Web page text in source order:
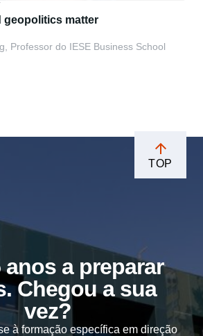
geopolitics matter
Professor do IESE Business School
TOP
anos a preparar
Chegou a sua
vez?
à formação específica em direção